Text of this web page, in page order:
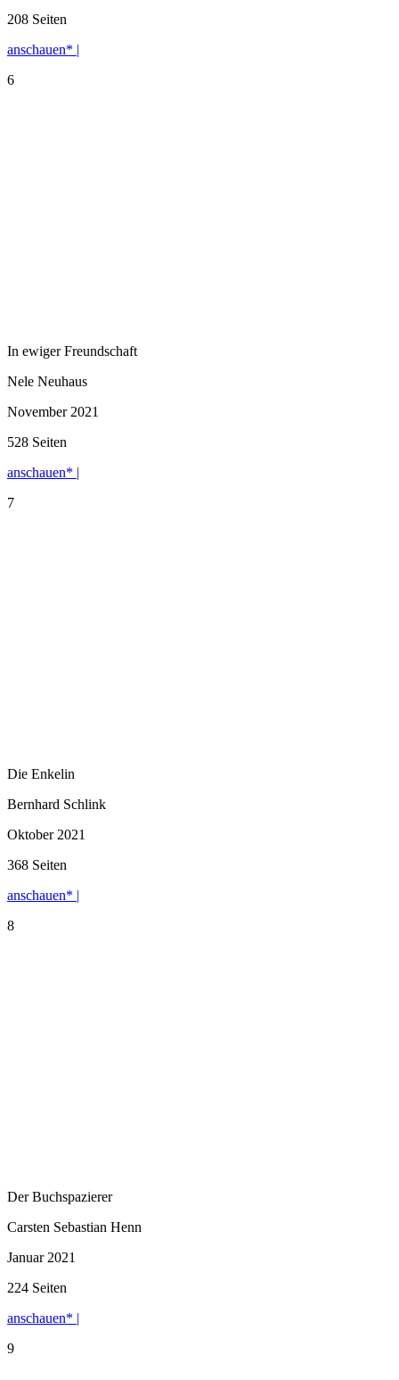
208 Seiten
anschauen* |
6
In ewiger Freundschaft
Nele Neuhaus
November 2021
528 Seiten
anschauen* |
7
Die Enkelin
Bernhard Schlink
Oktober 2021
368 Seiten
anschauen* |
8
Der Buchspazierer
Carsten Sebastian Henn
Januar 2021
224 Seiten
anschauen* |
9